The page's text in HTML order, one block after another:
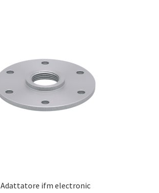
Adattatore ifm electronic